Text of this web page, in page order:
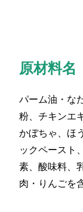
原材料名
パーム油・な
粉、チキンエ
かぼちゃ、ほ
ックペースト
素、酸味料、
肉・りんごを